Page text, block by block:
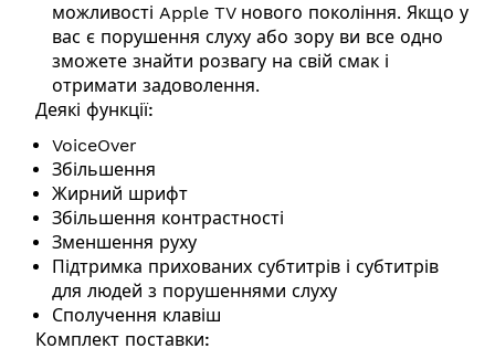
можливості Apple TV нового покоління. Якщо у
вас є порушення слуху або зору ви все одно
зможете знайти розвагу на свій смак і
отримати задоволення.
Деякі функції:
VoiceOver
Збільшення
Жирний шрифт
Збільшення контрастності
Зменшення руху
Підтримка прихованих субтитрів і субтитрів
для людей з порушеннями слуху
Сполучення клавіш
Комплект поставки: